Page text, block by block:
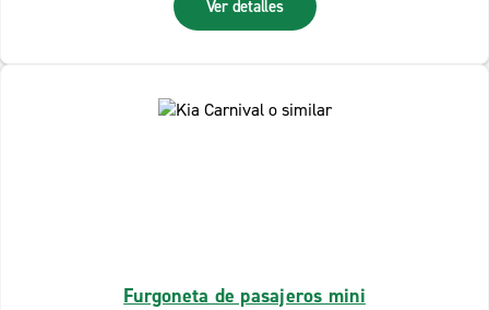
Ver detalles
Furgoneta de pasajeros mini